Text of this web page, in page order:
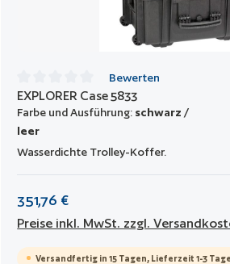
Durchschnittliche Bewertung von 0 von 5
Bewerten
EXPLORER Case 5833
Farbe und Ausführung: schwarz /
leer
Wasserdichte Trolley-Koffer.
351,76 €
Preise inkl. MwSt. zzgl.
Versandfertig in 15 Tagen, Lieferzeit 1-3 Tage